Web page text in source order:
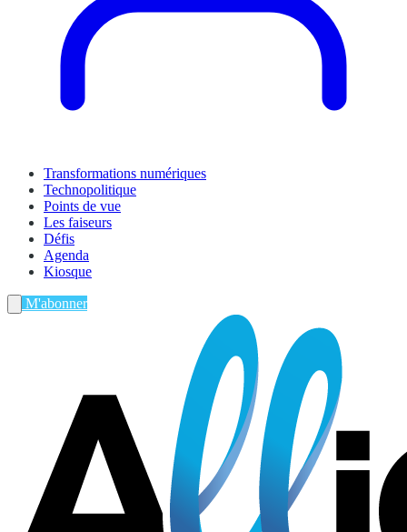
Transformations numériques
Technopolitique
Points de vue
Les faiseurs
Défis
Agenda
Kiosque
M'abonner